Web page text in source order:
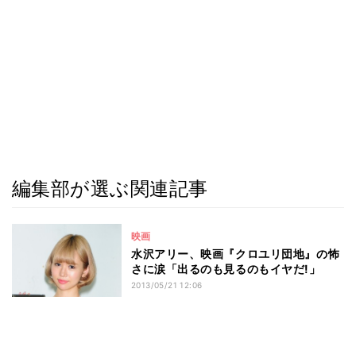
編集部が選ぶ関連記事
映画
水沢アリー、映画『クロユリ団地』の怖
さに涙「出るのも見るのもイヤだ!」
2013/05/21 12:06